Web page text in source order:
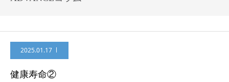
2025.01.17
健康寿命②